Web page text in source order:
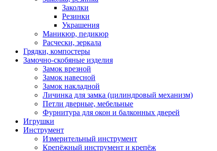
Заколки
Резинки
Украшения
Маникюр, педикюр
Расчески, зеркала
Грядки, компостеры
Замочно-скобяные изделия
Замок врезной
Замок навесной
Замок накладной
Личинка для замка (цилиндровый механизм)
Петли дверные, мебельные
Фурнитура для окон и балконных дверей
Игрушки
Инструмент
Измерительный инструмент
Крепёжный инструмент и крепёж